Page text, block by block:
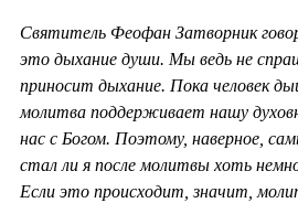
Святитель Феофан Затворник
это дыхание души. Мы ведь не
приносит дыхание. Пока человек
молитва поддерживает нашу
нас с Богом. Поэтому, наверное,
стал ли я после молитвы хоть
Если это происходит, значит,